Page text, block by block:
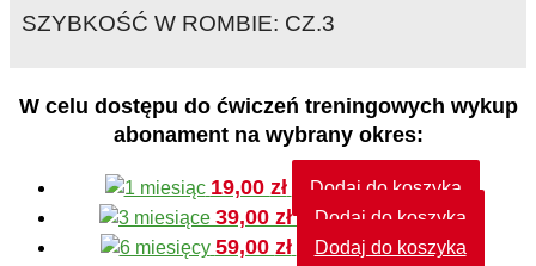
SZYBKOŚĆ W ROMBIE: CZ.3
W celu dostępu do ćwiczeń treningowych wykup
abonament na wybrany okres:
19,00 zł Dodaj do koszyka
39,00 zł Dodaj do koszyka
59,00 zł Dodaj do koszyka